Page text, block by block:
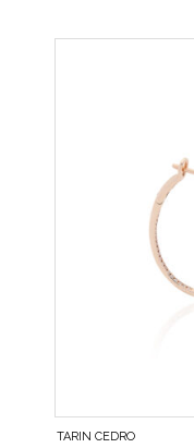
TARIN CEDRO